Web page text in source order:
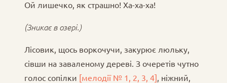
Ой лишечко, як страшно! Ха-ха-ха!
(Зникає в озері.)
Лісовик, щось воркочучи, закурює люльку,
сівши на заваленому дереві. З очеретів чутно
голос сопілки [мелодії № 1, 2, 3, 4] , ніжний,